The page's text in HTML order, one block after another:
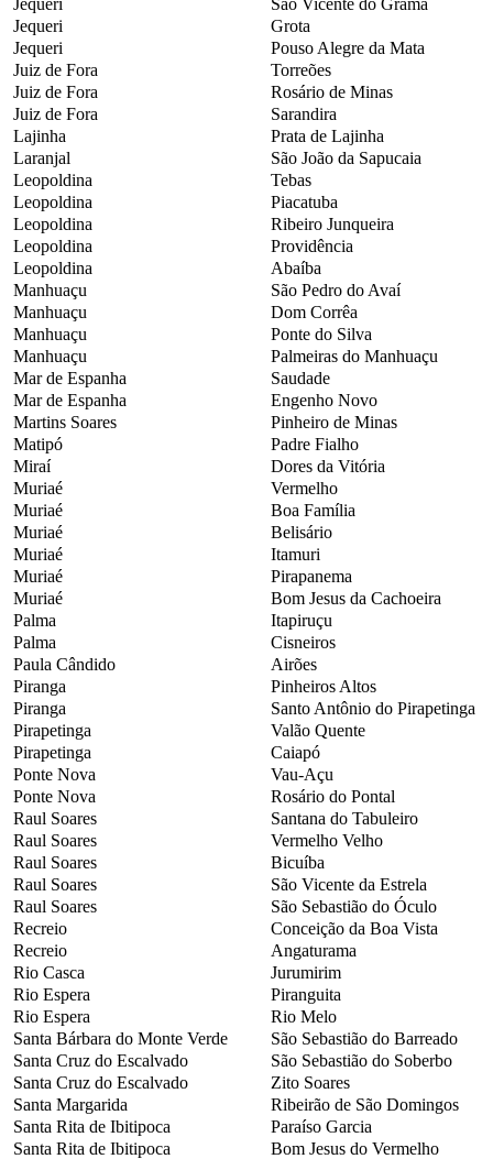
Jequeri
Grota
Jequeri
Pouso Alegre da Mata
Juiz de Fora
Torreões
Juiz de Fora
Rosário de Minas
Juiz de Fora
Sarandira
Lajinha
Prata de Lajinha
Laranjal
São João da Sapucaia
Leopoldina
Tebas
Leopoldina
Piacatuba
Leopoldina
Ribeiro Junqueira
Leopoldina
Providência
Leopoldina
Abaíba
Manhuaçu
São Pedro do Avaí
Manhuaçu
Dom Corrêa
Manhuaçu
Ponte do Silva
Manhuaçu
Palmeiras do Manhuaçu
Mar de Espanha
Saudade
Mar de Espanha
Engenho Novo
Martins Soares
Pinheiro de Minas
Matipó
Padre Fialho
Miraí
Dores da Vitória
Muriaé
Vermelho
Muriaé
Boa Família
Muriaé
Belisário
Muriaé
Itamuri
Muriaé
Pirapanema
Muriaé
Bom Jesus da Cachoeira
Palma
Itapiruçu
Palma
Cisneiros
Paula Cândido
Airões
Piranga
Pinheiros Altos
Piranga
Santo Antônio do Pirapetinga
Pirapetinga
Valão Quente
Pirapetinga
Caiapó
Ponte Nova
Vau-Açu
Ponte Nova
Rosário do Pontal
Raul Soares
Santana do Tabuleiro
Raul Soares
Vermelho Velho
Raul Soares
Bicuíba
Raul Soares
São Vicente da Estrela
Raul Soares
São Sebastião do Óculo
Recreio
Conceição da Boa Vista
Recreio
Angaturama
Rio Casca
Jurumirim
Rio Espera
Piranguita
Rio Espera
Rio Melo
Santa Bárbara do Monte Verde
São Sebastião do Barreado
Santa Cruz do Escalvado
São Sebastião do Soberbo
Santa Cruz do Escalvado
Zito Soares
Santa Margarida
Ribeirão de São Domingos
Santa Rita de Ibitipoca
Paraíso Garcia
Santa Rita de Ibitipoca
Bom Jesus do Vermelho